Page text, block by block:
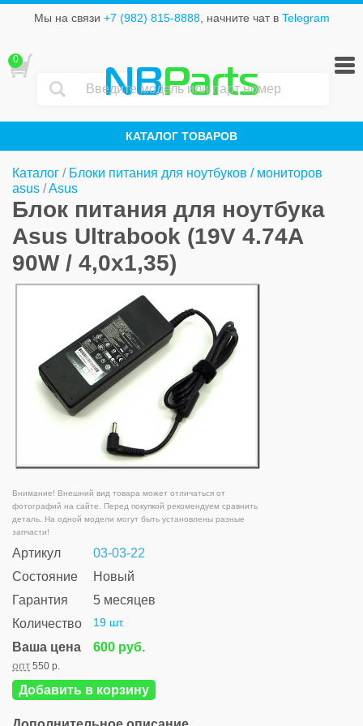
Мы на связи +7 (982) 815-8888, начните чат в Telegram
NBParts
КАТАЛОГ ТОВАРОВ
0
Каталог / Блоки питания для ноутбуков / мониторов
asus /Asus
Блок питания для ноутбука
Asus Ultrabook (19V 4.74A
90W / 4,0x1,35)
Внимание! Внешний вид товара может отличаться от
фотографий на сайте. Перед покупкой рекомендуем сравнить
деталь. На одной модели могут быть установлены разные
запчасти!
Артикул
03-03-22
Состояние
Новый
Гарантия
5 месяцев
Количество
19 шт.
Ваша цена 600 руб.
опт 550 р.
Добавить в корзину